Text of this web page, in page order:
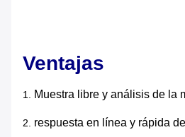
Ventajas
1. Muestra libre y análisis de la
2. respuesta en línea y rápida